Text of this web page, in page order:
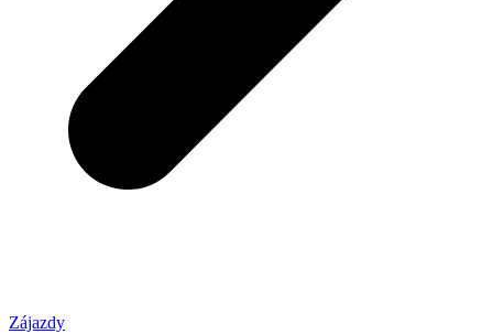
Zájazdy